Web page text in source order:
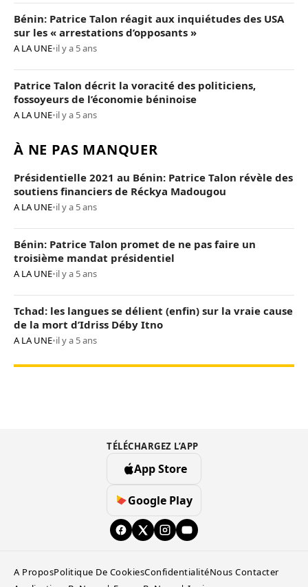
Bénin: Patrice Talon réagit aux inquiétudes des USA
sur les « arrestations d’opposants »
A LA UNE•il y a 5 ans
Patrice Talon décrit la voracité des politiciens,
fossoyeurs de l’économie béninoise
A LA UNE•il y a 5 ans
À NE PAS MANQUER
Présidentielle 2021 au Bénin: Patrice Talon révèle des
soutiens financiers de Réckya Madougou
A LA UNE•il y a 5 ans
Bénin: Patrice Talon promet de ne pas faire un
troisième mandat présidentiel
A LA UNE•il y a 5 ans
Tchad: les langues se délient (enfin) sur la vraie cause
de la mort d’Idriss Déby Itno
A LA UNE•il y a 5 ans
TÉLÉCHARGEZ L’APP
App Store
Google Play
A ProposPolitique De CookiesConfidentialitéNous Contacter